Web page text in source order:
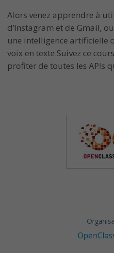
Alors venez apprendre à
d’Instagram et de Gmail,
une intelligence artificielle
voix en texte.Suivez ce
profiter de toutes les APIs